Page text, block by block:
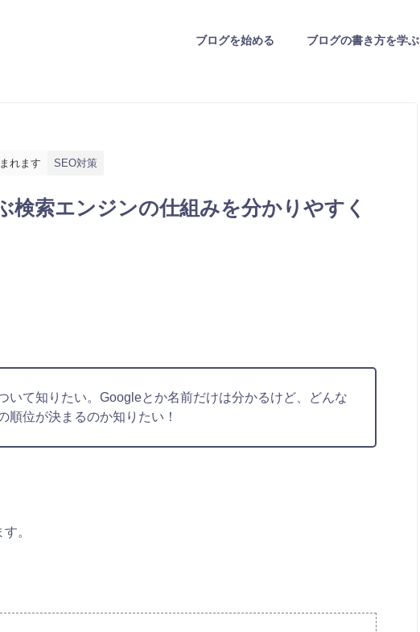
ブログを始める ブログの書き方を学ぶ
れます SEO対策
検索エンジンの仕組みを分かりやすく
いて知りたい。Googleとか名前だけは分かるけど、どんな
順位が決まるのか知りたい！
。